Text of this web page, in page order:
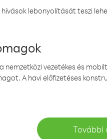
lebonyolítását teszi
nemzetközi vezetékes és
A havi előfizetéses
További